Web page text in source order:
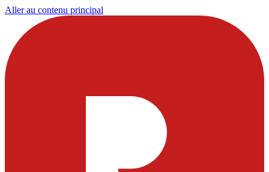
Aller au contenu principal